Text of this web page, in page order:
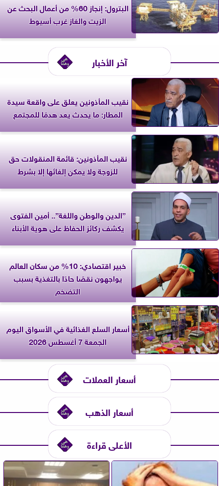
البترول: إنجاز 60% من أعمال البحث عن
الزيت والغاز غرب أسيوط
آخر الأخبار
نقيب المأذونين يعلق على واقعة سيدة
المطار: ما يحدث يعد هدمًا للمجتمع
نقيب المأذونين: قائمة المنقولات حق
للزوجة ولا يمكن إلغائها إلا بشرط
”الدين والوطن واللغة”.. أمين الفتوى
يكشف ركائز الحفاظ على هوية الأبناء
خبير اقتصادي: 10% من سكان العالم
يواجهون نقصًا حادًا بالتغذية بسبب
التضخم
أسعار السلع الغذائية في الأسواق اليوم
الجمعة 7 أغسطس 2026
أسعار العملات
أسعار الذهب
الأعلى قراءة